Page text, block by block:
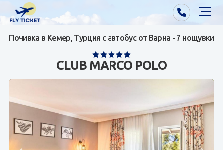
Почивки от Варна
Самолетни билети
Визи
Почивка в Кемер, Турция с автобус от Варна - 7 нощувки
CLUB MARCO POLO